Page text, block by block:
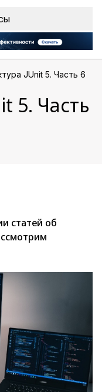
JUnit 5. Часть 6
5. Часть
статей об